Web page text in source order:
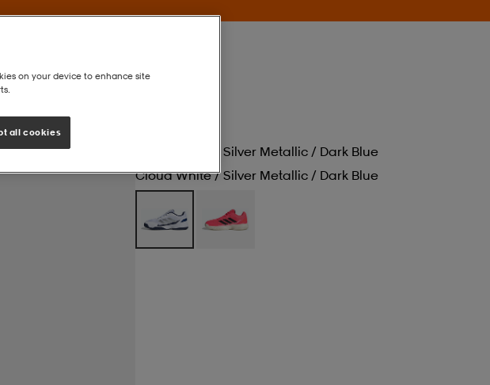
Cloud White / Silver Metallic / Dark Blue
Cloud White / Silver Metallic / Dark Blue
on your device to enhance site
all cookies